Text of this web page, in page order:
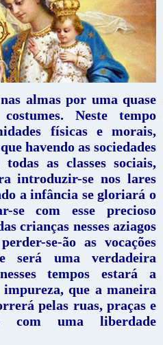
almas por uma quase
Neste tempo
físicas e morais,
havendo as sociedades
as classes sociais,
introduzir-se nos lares
a infância se gloriará o
se com esse precioso
crianças nesses aziagos
se-ão as vocações
será uma verdadeira
tempos estará a
que a maneira
pelas ruas, praças e
com uma liberdade